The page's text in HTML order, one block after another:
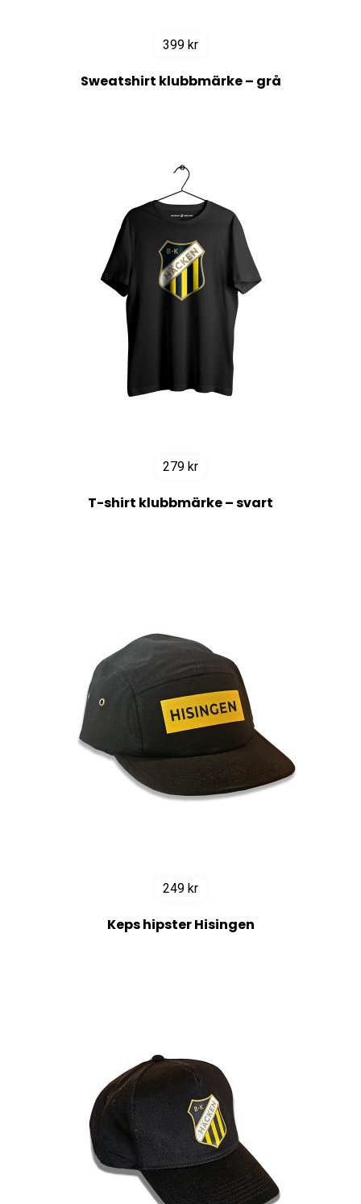
399 kr
Sweatshirt klubbmärke – grå
279 kr
T-shirt klubbmärke – svart
249 kr
Keps hipster Hisingen